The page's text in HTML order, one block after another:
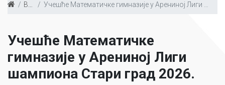
Вести Учешће Математичке гимназије у Арениној Лиги шампиона Стари град 2026.
Учешће Математичке
гимназије у Арениној Лиги
шампиона Стари град 2026.